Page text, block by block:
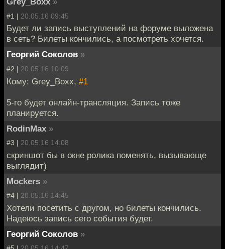
#1 | 20.05.16 09:45
Будет ли запись выступлений на форуме выложена
в сеть? Билеты кончились, а посмотреть хочется.
Георгий Соколов »
#2 | 20.05.16 10:09
Кому: Grey_Bоxx, #1
5-го будет онлайн-трансляция. Запись тоже
планируется.
RodinMax »
#3 | 20.05.16 14:08
скриншот бы в окне ролика поменять, вызывающе
выглядит)
Mockers »
#4 | 20.05.16 14:45
Хотели посетить с другом, но билеты кончились.
Надеюсь запись сего события будет.
Георгий Соколов »